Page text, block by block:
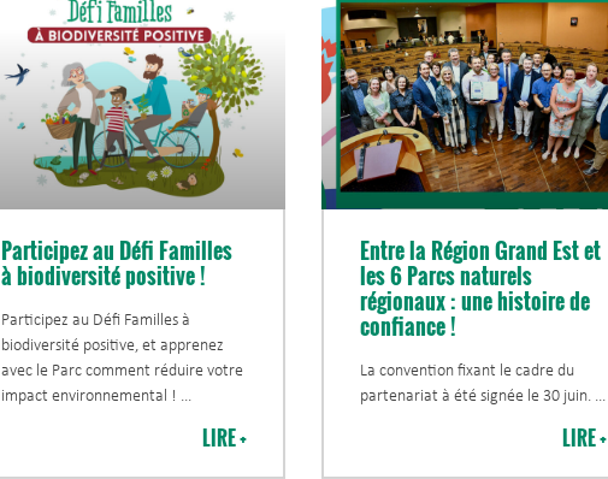
Participez au Défi Familles
à biodiversité positive !
Participez au Défi Familles à
biodiversité positive, et apprenez
avec le Parc comment réduire votre
impact environnemental !
LIRE +
Entre la Région Grand Est et
les 6 Parcs naturels
régionaux : une histoire de
confiance !
La convention fixant le cadre du
partenariat à été signée le 30 juin.
LIRE +